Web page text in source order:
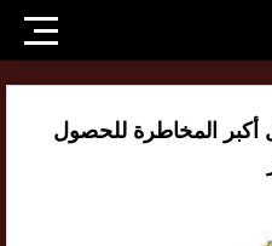
أكبر المخاطرة للحصول